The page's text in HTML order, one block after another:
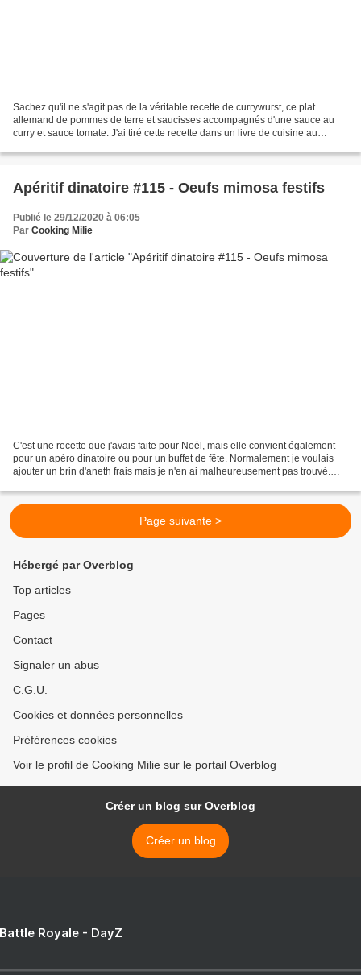
Sachez qu'il ne s'agit pas de la véritable recette de currywurst, ce plat
allemand de pommes de terre et saucisses accompagnés d'une sauce au
curry et sauce tomate. J'ai tiré cette recette dans un livre de cuisine au
Apéritif dinatoire #115 - Oeufs mimosa festifs
Publié le 29/12/2020 à 06:05
Par Cooking Milie
C'est une recette que j'avais faite pour Noël, mais elle convient également
pour un apéro dinatoire ou pour un buffet de fête. Normalement je voulais
ajouter un brin d'aneth frais mais je n'en ai malheureusement pas trouvé.
Page suivante >
Hébergé par Overblog
Top articles
Pages
Contact
Signaler un abus
C.G.U.
Cookies et données personnelles
Préférences cookies
Voir le profil de Cooking Milie sur le portail Overblog
Créer un blog sur Overblog
Créer un blog
Royale - DayZ